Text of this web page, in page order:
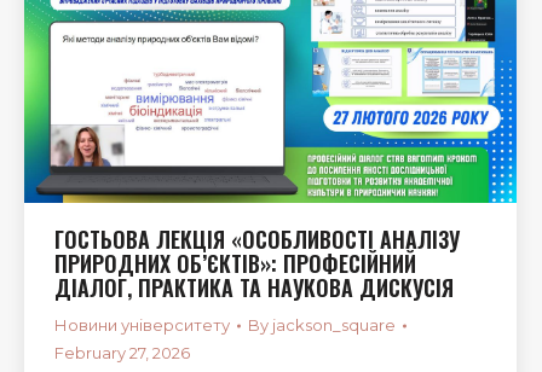
ГОСТЬОВА ЛЕКЦІЯ «ОСОБЛИВОСТІ АНАЛІЗУ
ПРИРОДНИХ ОБ’ЄКТІВ»: ПРОФЕСІЙНИЙ
ДІАЛОГ, ПРАКТИКА ТА НАУКОВА ДИСКУСІЯ
Новини університету By jackson_square
February 27, 2026